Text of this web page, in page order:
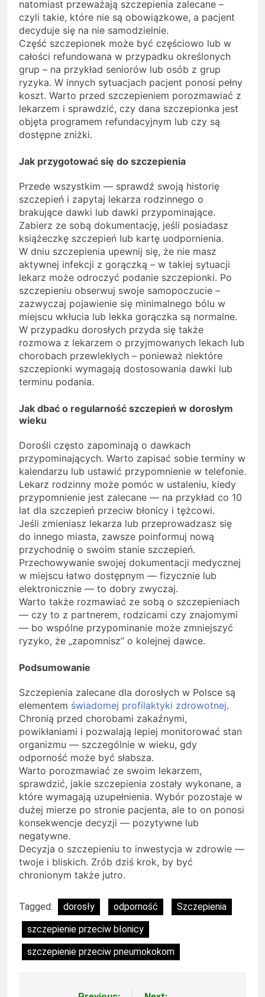
natomiast przeważają szczepienia zalecane –
czyli takie, które nie są obowiązkowe, a pacjent
decyduje się na nie samodzielnie.
Część szczepionek może być częściowo lub w
całości refundowana w przypadku określonych
grup – na przykład seniorów lub osób z grup
ryzyka. W innych sytuacjach pacjent ponosi pełny
koszt. Warto przed szczepieniem porozmawiać z
lekarzem i sprawdzić, czy dana szczepionka jest
objęta programem refundacyjnym lub czy są
dostępne zniżki.
Jak przygotować się do szczepienia
Przede wszystkim — sprawdź swoją historię
szczepień i zapytaj lekarza rodzinnego o
brakujące dawki lub dawki przypominające.
Zabierz ze sobą dokumentację, jeśli posiadasz
książeczkę szczepień lub kartę uodpornienia.
W dniu szczepienia upewnij się, że nie masz
aktywnej infekcji z gorączką – w takiej sytuacji
lekarz może odroczyć podanie szczepionki. Po
szczepieniu obserwuj swoje samopoczucie –
zazwyczaj pojawienie się minimalnego bólu w
miejscu wkłucia lub lekka gorączka są normalne.
W przypadku dorosłych przyda się także
rozmowa z lekarzem o przyjmowanych lekach lub
chorobach przewlekłych – ponieważ niektóre
szczepionki wymagają dostosowania dawki lub
terminu podania.
Jak dbać o regularność szczepień w dorosłym
wieku
Dorośli często zapominają o dawkach
przypominających. Warto zapisać sobie terminy w
kalendarzu lub ustawić przypomnienie w telefonie.
Lekarz rodzinny może pomóc w ustaleniu, kiedy
przypomnienie jest zalecane — na przykład co 10
lat dla szczepień przeciw błonicy i tężcowi.
Jeśli zmieniasz lekarza lub przeprowadzasz się
do innego miasta, zawsze poinformuj nową
przychodnię o swoim stanie szczepień.
Przechowywanie swojej dokumentacji medycznej
w miejscu łatwo dostępnym — fizycznie lub
elektronicznie — to dobry zwyczaj.
Warto także rozmawiać ze sobą o szczepieniach
— czy to z partnerem, rodzicami czy znajomymi
— bo wspólne przypominanie może zmniejszyć
ryzyko, że „zapomnisz” o kolejnej dawce.
Podsumowanie
Szczepienia zalecane dla dorosłych w Polsce są
elementem świadomej profilaktyki zdrowotnej.
Chronią przed chorobami zakaźnymi,
powikłaniami i pozwalają lepiej monitorować stan
organizmu — szczególnie w wieku, gdy
odporność może być słabsza.
Warto porozmawiać ze swoim lekarzem,
sprawdzić, jakie szczepienia zostały wykonane, a
które wymagają uzupełnienia. Wybór pozostaje w
dużej mierze po stronie pacjenta, ale to on ponosi
konsekwencje decyzji — pozytywne lub
negatywne.
Decyzja o szczepieniu to inwestycja w zdrowie —
twoje i bliskich. Zrób dziś krok, by być
chronionym także jutro.
Tagged: dorosły odporność
Szczepienia
szczepienie przeciw błonicy
szczepienie przeciw pneumokokom